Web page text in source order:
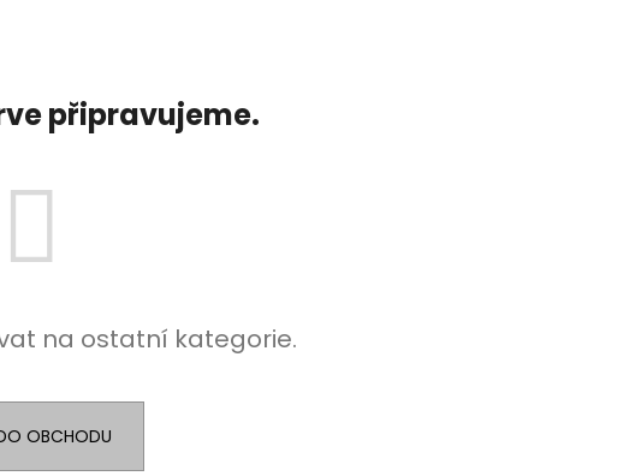
připravujeme.
na ostatní kategorie.
OBCHODU